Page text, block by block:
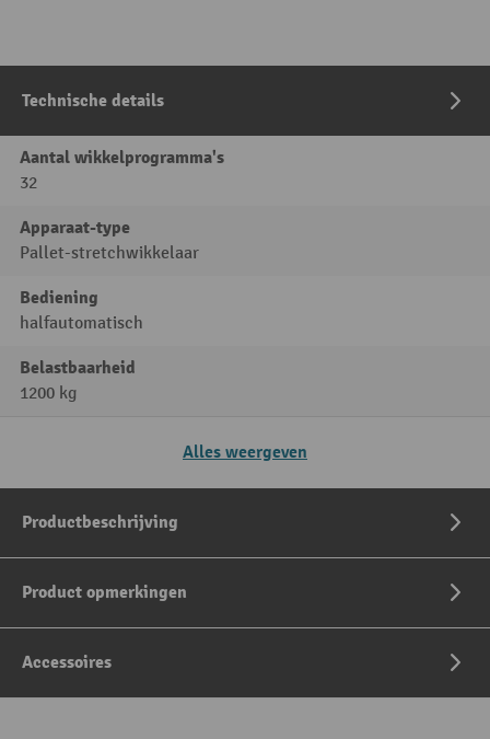
Technische details
Aantal wikkelprogramma's
32
Apparaat-type
Pallet-stretchwikkelaar
Bediening
halfautomatisch
Belastbaarheid
1200 kg
Alles weergeven
Productbeschrijving
Product opmerkingen
Accessoires